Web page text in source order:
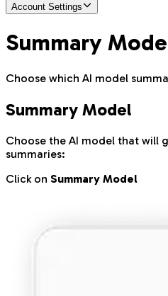
Account Settings
Summary
Choose which AI model
Summary Model
Choose the AI model that will
summaries:
Click on Summary Model